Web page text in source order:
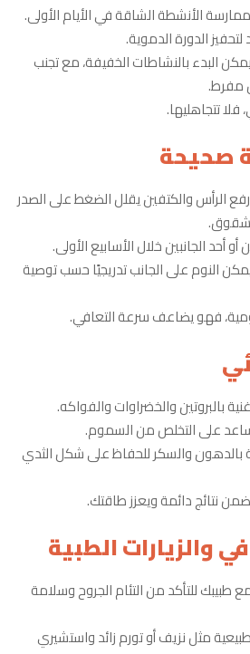
الأنشطة الشاقة في الأيام الأولى.
الدورة الدموية.
البدء بالنشاطات الخفيفة، مع تجنب
مفرط.
فلا تتجاهليها.
الرأس والكتفين يقلل الضغط على الصدر
أحد الجانبين خلال الأسابيع الأولى.
أسابيع، يمكن النوم على الجانب تدريجيًا حسب توصية
فهو يضاعف سرعة التعافي.
بالبروتين والخضراوات والفواكه.
على التخلص من السموم.
بالدهون والسكر للحفاظ على شكل الثدي
نتائج دائمة ويعزز طاقتك.
طبيبك للتأكد من التئام الجروح وسلامة
مثل نزيف أو تورم زائد واستشيري